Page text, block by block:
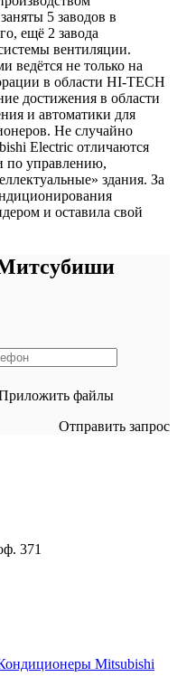
5 заводов в
ещё 2 завода
вентиляции.
ведётся не только на
в области HI-TECH
достижения в области
и автоматики для
Не случайно
Electric отличаются
по управлению,
здания. За
и оставила свой
Митсубиши
файлы
Отправить запрос
371
Mitsubishi